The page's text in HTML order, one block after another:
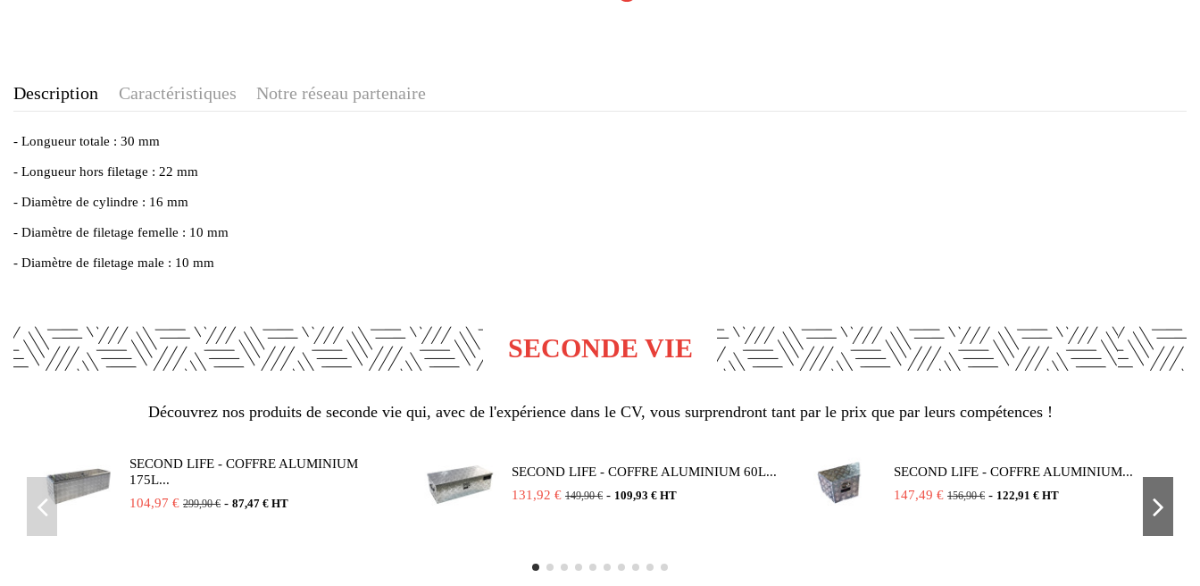
Description Caractéristiques Notre réseau partenaire
- Longueur totale : 30 mm
- Longueur hors filetage : 22 mm
- Diamètre de cylindre : 16 mm
- Diamètre de filetage femelle : 10 mm
- Diamètre de filetage male : 10 mm
SECONDE VIE
Découvrez nos produits de seconde vie qui, avec de l'expérience dans le CV, vous surprendront tant par le prix que par leurs compétences !
SECOND LIFE - COFFRE ALUMINIUM
175L...
104,97 € 299,90 € - 87,47 € HT
SECOND LIFE - COFFRE ALUMINIUM 60L...
131,92 € 149,90 € - 109,93 € HT
SECOND LIFE - COFFRE ALUMINIUM...
147,49 € 156,90 € - 122,91 € HT